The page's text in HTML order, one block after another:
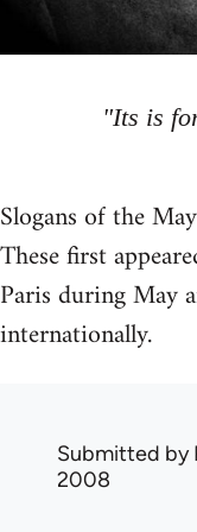
"Its is
Slogans of the
These first
Paris during May
internationally.
Submitted by
2008